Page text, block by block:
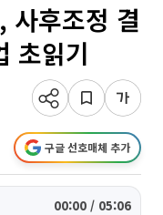
사후조정 결
초읽기
구글 선호매체 추가
00:00 / 05:06